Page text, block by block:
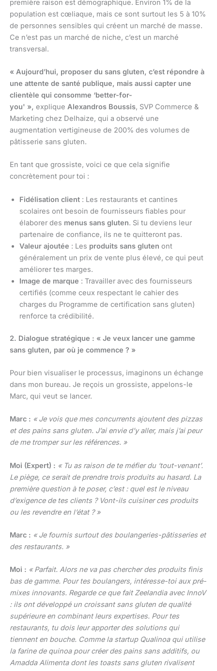
première raison est démographique. Environ 1% de la
population est cœliaque, mais ce sont surtout les 5 à 10%
de personnes sensibles qui créent un marché de masse.
Ce n’est pas un marché de niche, c’est un marché
transversal.
« Aujourd’hui, proposer du sans gluten, c’est répondre à
une attente de santé publique, mais aussi capter une
clientèle qui consomme ‘better-for-
you' », explique Alexandros Boussis, SVP Commerce &
Marketing chez Delhaize, qui a observé une
augmentation vertigineuse de 200% des volumes de
pâtisserie sans gluten.
En tant que grossiste, voici ce que cela signifie
concrètement pour toi :
Fidélisation client : Les restaurants et cantines
scolaires ont besoin de fournisseurs fiables pour
élaborer des menus sans gluten. Si tu deviens leur
partenaire de confiance, ils ne te quitteront pas.
Valeur ajoutée : Les produits sans gluten ont
généralement un prix de vente plus élevé, ce qui peut
améliorer tes marges.
Image de marque : Travailler avec des fournisseurs
certifiés (comme ceux respectant le cahier des
charges du Programme de certification sans gluten)
renforce ta crédibilité.
2. Dialogue stratégique : « Je veux lancer une gamme
sans gluten, par où je commence ? »
Pour bien visualiser le processus, imaginons un échange
dans mon bureau. Je reçois un grossiste, appelons-le
Marc, qui veut se lancer.
Marc : « Je vois que mes concurrents ajoutent des pizzas
et des pains sans gluten. J’ai envie d’y aller, mais j’ai peur
de me tromper sur les références. »
Moi (Expert) : « Tu as raison de te méfier du ‘tout-venant’.
Le piège, ce serait de prendre trois produits au hasard. La
première question à te poser, c’est : quel est le niveau
d’exigence de tes clients ? Vont-ils cuisiner ces produits
ou les revendre en l’état ? »
Marc : « Je fournis surtout des boulangeries-pâtisseries et
des restaurants. »
Moi : « Parfait. Alors ne va pas chercher des produits finis
bas de gamme. Pour tes boulangers, intéresse-toi aux pré-
mixes innovants. Regarde ce que fait Zeelandia avec InnoV
: ils ont développé un croissant sans gluten de qualité
supérieure en combinant leurs expertises. Pour tes
restaurants, tu dois leur apporter des solutions qui
tiennent en bouche. Comme la startup Qualinoa qui utilise
la farine de quinoa pour créer des pains sans additifs, ou
Amadda Alimenta dont les toasts sans gluten rivalisent